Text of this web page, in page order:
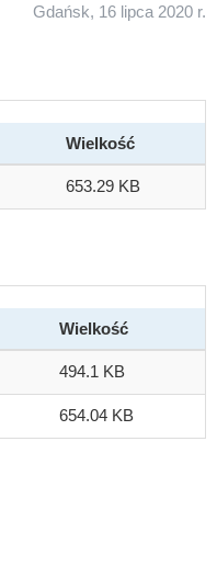
Gdańsk, 16 lipca 2020 r.
Wielkość
653.29 KB
Wielkość
494.1 KB
654.04 KB